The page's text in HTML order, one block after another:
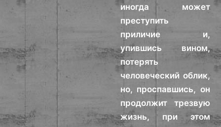
иногда может
преступить
приличие и,
упившись вином,
потерять
человеческий облик,
но, проспавшись, он
продолжит трезвую
жизнь, при этом